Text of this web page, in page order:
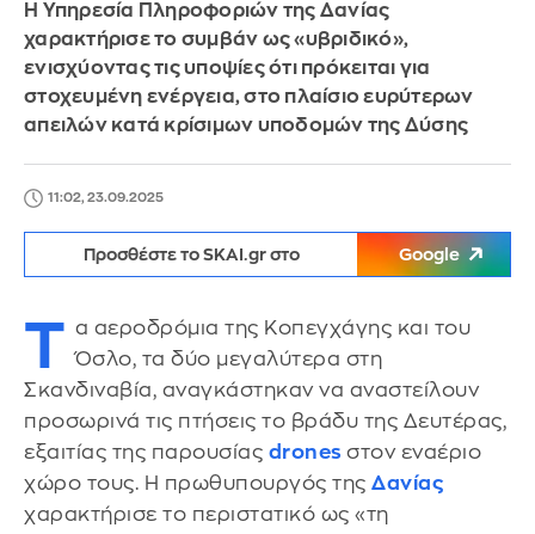
H Υπηρεσία Πληροφοριών της Δανίας
χαρακτήρισε το συμβάν ως «υβριδικό»,
ενισχύοντας τις υποψίες ότι πρόκειται για
στοχευμένη ενέργεια, στο πλαίσιο ευρύτερων
απειλών κατά κρίσιμων υποδομών της Δύσης
11:02, 23.09.2025
Προσθέστε το SKAI.gr στο Google
Τ α αεροδρόμια της Κοπεγχάγης και του
Όσλο, τα δύο μεγαλύτερα στη
Σκανδιναβία, αναγκάστηκαν να αναστείλουν
προσωρινά τις πτήσεις το βράδυ της Δευτέρας,
εξαιτίας της παρουσίας drones στον εναέριο
χώρο τους. Η πρωθυπουργός της Δανίας
χαρακτήρισε το περιστατικό ως «τη